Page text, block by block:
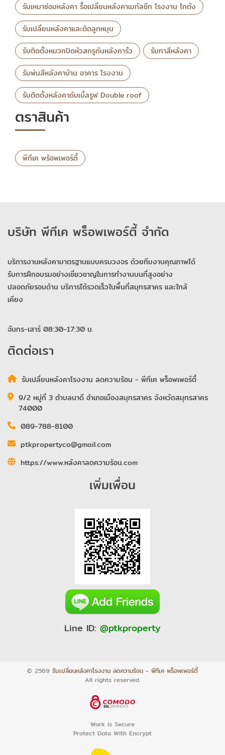
รับเหมาซ่อมหลังคา รื้อเปลี่ยนหลังคาเมทัลชีท โรงงาน โกดัง
รับเปลี่ยนหลังคาและติดลูกหมุน
รับติดตั้งหมวกปิดหัวสกรูกันหลังคารั่ว
รับทาสีหลังคา
รับพ่นสีหลังคาบ้าน อาคาร โรงงาน
รับติดตั้งหลังคาดับเบิ้ลรูฟ Double roof
ตราสินค้า
พีทีเค พร้อพเพอร์ตี้
บริษัท พีทีเค พร็อพเพอร์ตี้ จำกัด
บริการงานหลังคามาตรฐานแบบครบวงจร ด้วยทีมงานคุณภาพได้
รับการฝึกอบรมอย่างเชี่ยวชาญในการทำงานบนที่สูงอย่าง
ปลอดภัยรอบด้าน บริการได้รวดเร็วในพื้นที่สมุทรสาคร และใกล้
เคียง
จันทร-เสาร์ 08:30-17:30 น.
ติดต่อเรา
รับเปลี่ยนหลังคาโรงงาน ลดความร้อน - พีทีเค พร็อพเพอร์ตี้
9/2 หมู่ที่ 3 ตำบลนาดี อำเภอเมืองสมุทรสาคร จังหวัดสมุทรสาคร
74000
089-788-8100
ptkpropertyco@gmail.com
https://www.หลังคาลดความร้อน.com
เพิ่มเพื่อน
Line ID: @ptkproperty
© 2569 รับเปลี่ยนหลังคาโรงงาน ลดความร้อน - พีทีเค พร็อพเพอร์ตี้
All rights reserved.
Work is Secure
Protect Data With Encrypt